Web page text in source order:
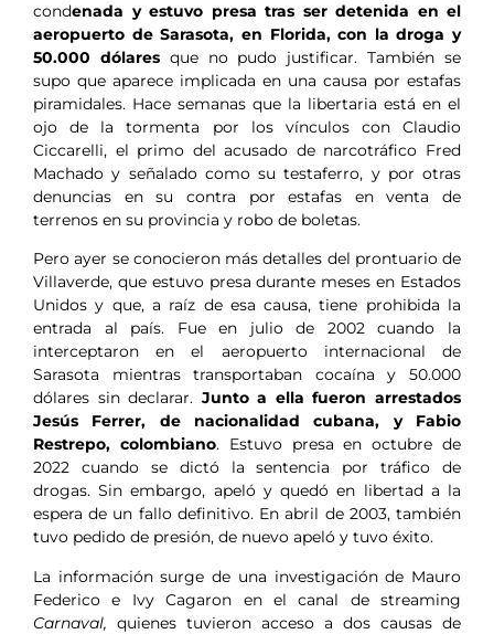
condenada y estuvo presa tras ser detenida en el
aeropuerto de Sarasota, en Florida, con la droga y
50.000 dólaresque no pudo justificar. También se
supo que aparece implicada en una causa por estafas
piramidales. Hace semanas que la libertaria está en el
ojo de la tormenta por los vínculos con Claudio
Ciccarelli, el primo del acusado de narcotráfico Fred
Machado y señalado como su testaferro, y por otras
denuncias en su contra por estafas en venta de
terrenos en su provincia y robo de boletas.
Pero ayer se conocieron más detalles del prontuario de
Villaverde, que estuvo presa durante meses en Estados
Unidos y que, a raíz de esa causa, tiene prohibida la
entrada al país. Fue en julio de 2002 cuando la
interceptaron en el aeropuerto internacional de
Sarasota mientras transportaban cocaína y 50.000
dólares sin declarar. Junto a ella fueron arrestados
Jesús Ferrer, de nacionalidad cubana, y Fabio
Restrepo, colombiano. Estuvo presa en octubre de
2022 cuando se dictó la sentencia por tráfico de
drogas. Sin embargo, apeló y quedó en libertad a la
espera de un fallo definitivo. En abril de 2003, también
tuvo pedido de presión, de nuevo apeló y tuvo éxito.
La información surge de una investigación de Mauro
Federico e Ivy Cagaron en el canal de streaming
Carnaval, quienes tuvieron acceso a dos causas de